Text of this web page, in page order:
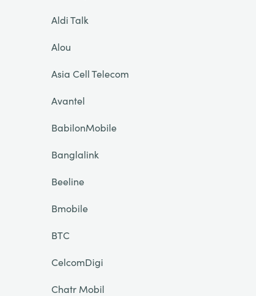
Aldi Talk
Alou
Asia Cell Telecom
Avantel
BabilonMobile
Banglalink
Beeline
Bmobile
BTC
CelcomDigi
Chatr Mobil